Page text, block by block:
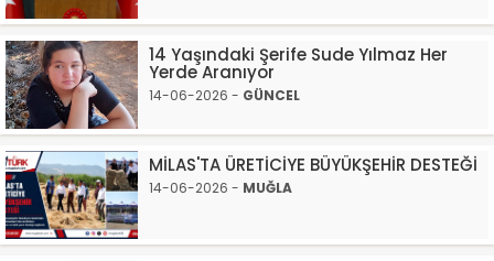
14 Yaşındaki Şerife Sude Yılmaz Her
Yerde Aranıyor
14-06-2026 - GÜNCEL
MİLAS'TA ÜRETİCİYE BÜYÜKŞEHİR DESTEĞİ
14-06-2026 - MUĞLA